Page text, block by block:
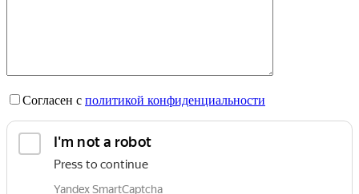
Согласен с политикой конфиденциальности